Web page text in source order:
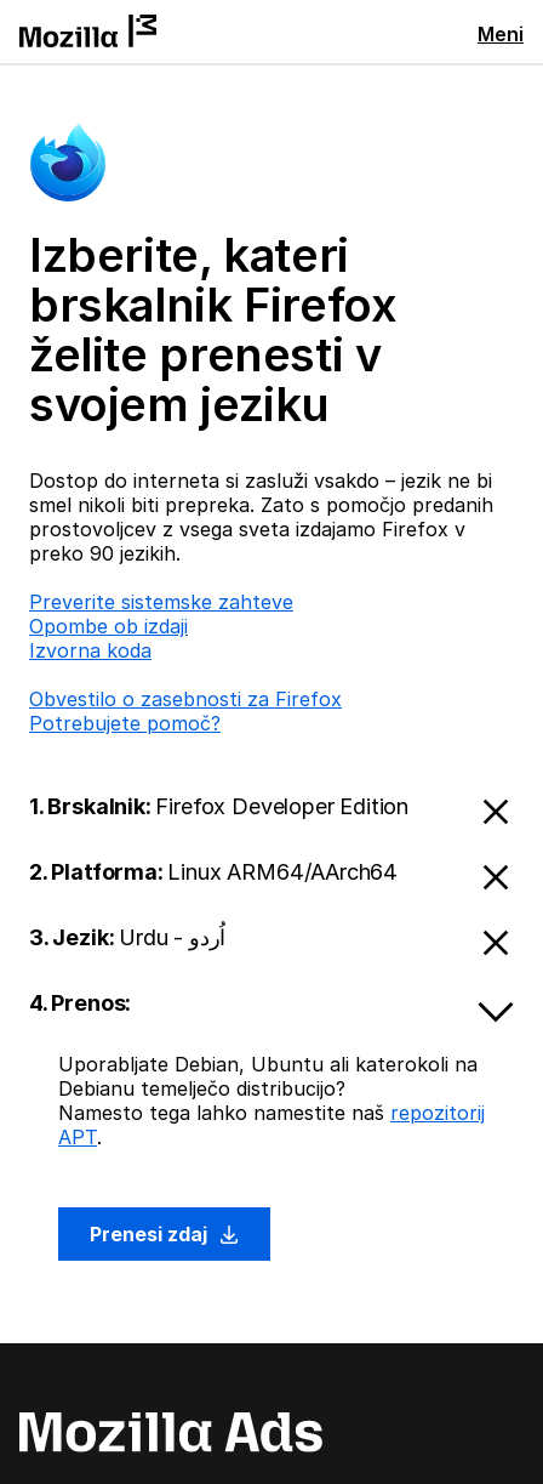
Meni
Izberite, kateri
brskalnik Firefox
želite prenesti v
svojem jeziku
Dostop do interneta si zasluži vsakdo – jezik ne bi
smel nikoli biti prepreka. Zato s pomočjo predanih
prostovoljcev z vsega sveta izdajamo Firefox v
preko 90 jezikih.
Preverite sistemske zahteve
Opombe ob izdaji
Izvorna koda
Obvestilo o zasebnosti za Firefox
Potrebujete pomoč?
1. Brskalnik: Firefox Developer Edition
2. Platforma: Linux ARM64/AArch64
3. Jezik: Urdu - اُردو
4. Prenos:
Uporabljate Debian, Ubuntu ali katerokoli na
Debianu temelječo distribucijo?
Namesto tega lahko namestite naš repozitorij
APT.
Prenesi zdaj